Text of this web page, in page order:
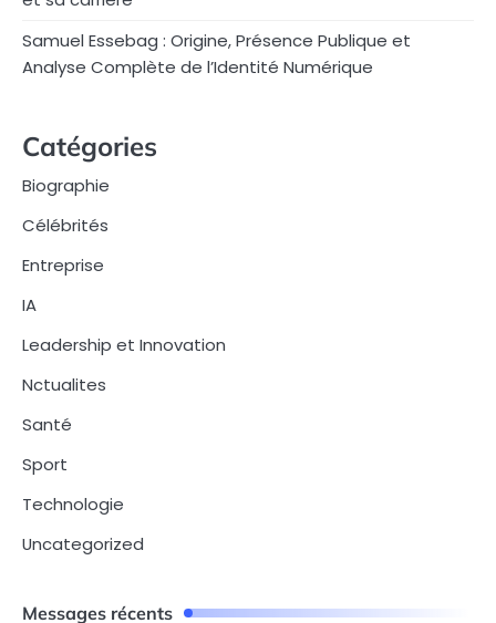
Samuel Essebag : Origine, Présence Publique et
Analyse Complète de l’Identité Numérique
Catégories
Biographie
Célébrités
Entreprise
IA
Leadership et Innovation
Nctualites
Santé
Sport
Technologie
Uncategorized
Messages récents